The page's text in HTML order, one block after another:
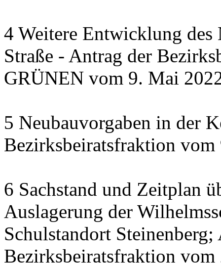
4 Weitere Entwicklung
Straße - Antrag der
GRÜNEN vom 9. Mai
5 Neubauvorgaben in der
Bezirksbeiratsfraktion
6 Sachstand und Zeitplan
Auslagerung der
Schulstandort
Bezirksbeiratsfraktion